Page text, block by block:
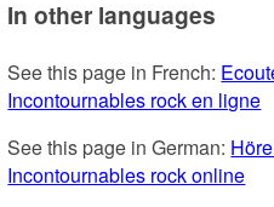
In other languages
See this page in French:
Incontournables rock en ligne
See this page in German:
Incontournables rock online